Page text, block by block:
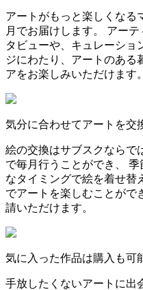
アートがもっと楽しくなる
月でお届けします。 アー
タビューや、キュレーショ
ジにわたり、アートのある
アをお楽しみいただけます。
気分に合わせてアートを交
絵の交換はサブスクならで
で毎月行うことができ、
なタイミングで絵を着せ替
でアートを楽しむことがで
請いただけます。
気に入った作品は購入も可
手放したくないアートに出